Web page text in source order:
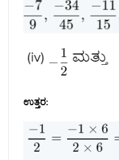
ಉತ್ತರ: